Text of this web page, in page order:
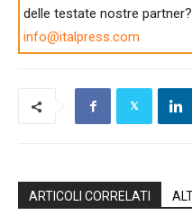
delle testate nostre
info@italpress.com
ARTICOLI CORRELATI